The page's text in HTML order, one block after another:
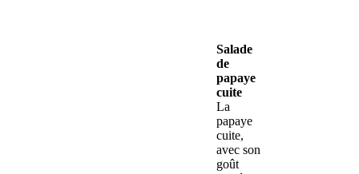
Salade
de
papaye
cuite
La
papaye
cuite,
avec son
goût